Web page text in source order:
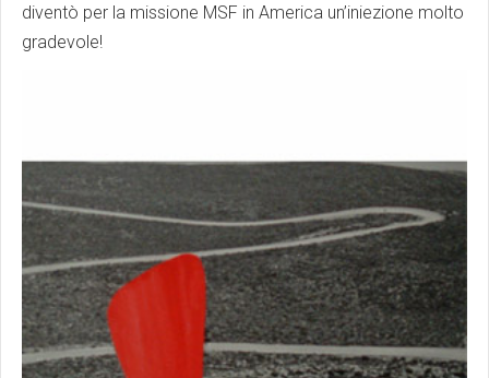
diventò per la missione MSF in America un’iniezione molto
gradevole!